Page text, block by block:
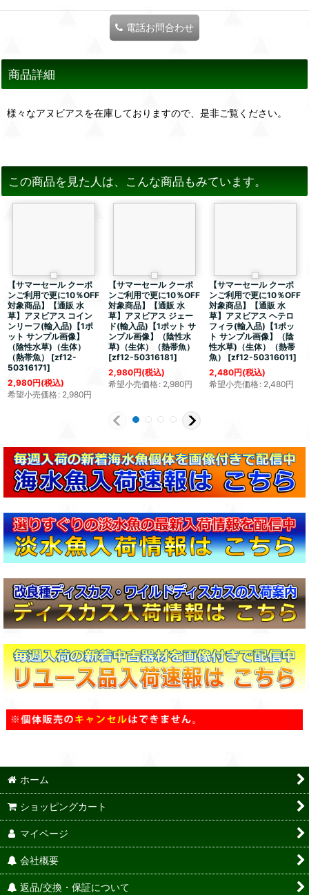
電話お問合わせ
商品詳細
様々なアヌビアスを在庫しておりますので、是非ご覧ください。
この商品を見た人は、こんな商品もみています。
【サマーセール クーポ
ンご利用で更に10％OFF
対象商品】【通販 水
草】アヌビアス コイン
ンリーフ(輸入品)【1ポ
ット サンプル画像】
（陰性水草)（生体）
（熱帯魚）
[zf12-
50316171]
2,980円(税込)
希望小売価格: 2,980円
【サマーセール クーポ
ンご利用で更に10％OFF
対象商品】【通販 水
草】アヌビアス ジェー
ド(輸入品)【1ポット サ
ンプル画像】（陰性水
草)（生体）（熱帯魚）
[zf12-50316181]
2,980円(税込)
希望小売価格: 2,980円
【サマーセール クーポ
ンご利用で更に10％OFF
対象商品】【通販 水
草】アヌビアス ヘテロ
フィラ(輸入品)【1ポッ
ト サンプル画像】（陰
性水草)（生体）（熱帯
魚）
[zf12-50316011]
2,480円(税込)
希望小売価格: 2,480円
ホーム
ショッピングカート
マイページ
会社概要
返品/交換・保証について